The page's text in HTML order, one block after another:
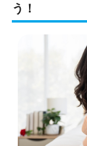
う！